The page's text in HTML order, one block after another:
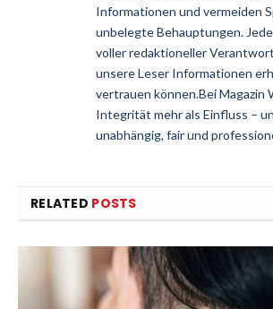
Informationen und vermeiden
unbelegte Behauptungen.
voller redaktioneller
unsere Leser Informationen
vertrauen können.Bei Magazin
Integrität mehr als Einfluss –
unabhängig, fair und
RELATED POSTS